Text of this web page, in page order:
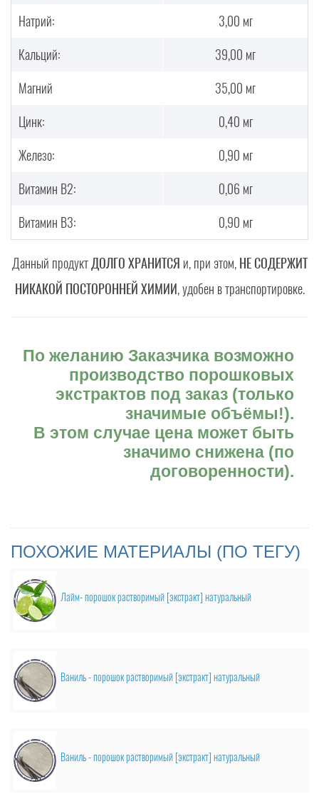
Натрий:
3,00 мг
Кальций:
39,00 мг
Магний
35,00 мг
Цинк:
0,40 мг
Железо:
0,90 мг
Витамин B2:
0,06 мг
Витамин B3:
0,90 мг
Данный продуктДОЛГО ХРАНИТСЯ и, при этом, НЕ СОДЕРЖИТ
НИКАКОЙ ПОСТОРОННЕЙ ХИМИИ, удобен в транспортировке.
По желанию Заказчика возможно
производство порошковых
экстрактов под заказ (только
значимые объёмы!).
В этом случае цена может быть
значимо снижена (по
договоренности).
ПОХОЖИЕ МАТЕРИАЛЫ (ПО ТЕГУ)
Лайм- порошок растворимый [экстракт] натуральный
Ваниль - порошок растворимый [экстракт] натуральный
Ваниль - порошок растворимый [экстракт] натуральный